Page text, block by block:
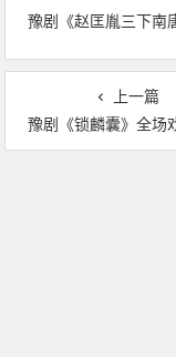
豫剧《赵匡胤三下南
上一篇
豫剧《锁麟囊》全场戏